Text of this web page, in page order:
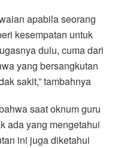
apabila seorang
kesempatan untuk
dulu, cuma dari
yang bersangkutan
sakit,” tambahnya
saat oknum guru
ada yang mengetahui
ini juga diketahui